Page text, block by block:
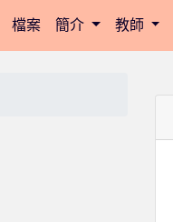
檔案 簡介 教師